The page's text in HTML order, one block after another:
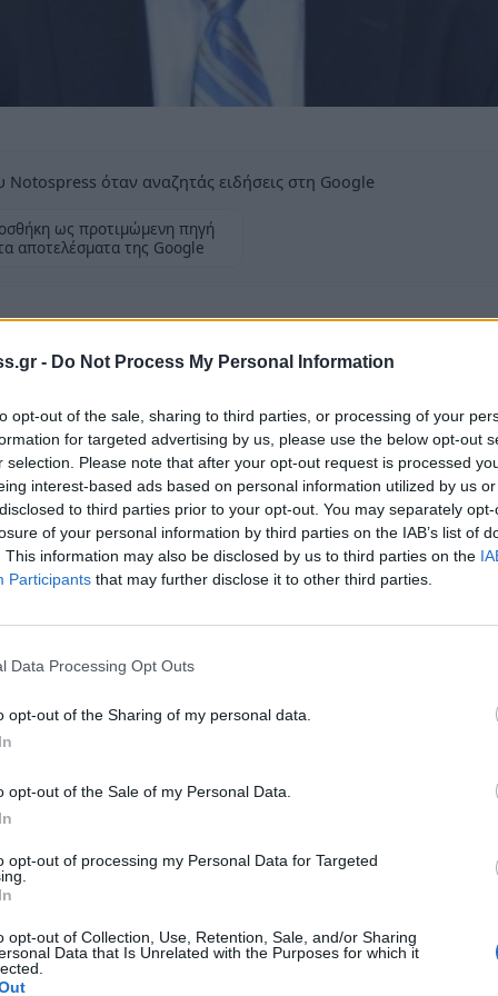
- Do Not Process My Personal Information
opt-out of the sale, sharing to third parties, or processing of your
for targeted advertising by us, please use the below opt-out
selection. Please note that after your opt-out request is processed
interest-based ads based on personal information utilized by us
to third parties prior to your opt-out. You may separately
of your personal information by third parties on the IAB’s list of
This information may also be disclosed by us to third parties on the
Participants that may further disclose it to other third parties.
Data Processing Opt Outs
opt-out of the Sharing of my personal data.
opt-out of the Sale of my Personal Data.
opt-out of processing my Personal Data for Targeted
opt-out of Collection, Use, Retention, Sale, and/or Sharing
Data that Is Unrelated with the Purposes for which it
όταν αναζητάς ειδήσεις στη Google
ως προτιμώμενη πηγή
αποτελέσματα της Google
Πέτρου Τατούλη σε 7 κανάλια της
θα μπορούσε να είναι αυτός. Ο
Τατούλης απαντώντας σε ερώτηση του
από την Σπάρτη για το νέο Μουσείο
δεν μπορεί να ακούγεται το «Εν τούτω
Λαβέ» και τον «Τάν η επι Τάς».
του έναντι του προέδρου της Νέας
κερδίσει την Περιφέρεια Πελοποννήσου.
να θυμίσει ότι ως υψηλόβαθμο
πολλούς τόσο τους ανθρώπους όσο και
ότι στο μένος εναντίον του Πέτρου
δεν εκτιμά ότι υπάρχει συμμετοχή του
Παρασκευή στις 20:00 στην τηλεόραση
κάθε βράδυ στις 21:00